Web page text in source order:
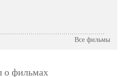
Все фильмы
о фильмах